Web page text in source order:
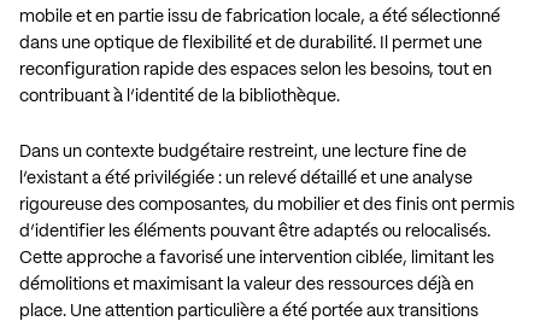
mobile et en partie issu de fabrication locale, a été sélectionné
dans une optique de flexibilité et de durabilité. Il permet une
reconfiguration rapide des espaces selon les besoins, tout en
contribuant à l’identité de la bibliothèque.
Dans un contexte budgétaire restreint, une lecture fine de
l’existant a été privilégiée : un relevé détaillé et une analyse
rigoureuse des composantes, du mobilier et des finis ont permis
d’identifier les éléments pouvant être adaptés ou relocalisés.
Cette approche a favorisé une intervention ciblée, limitant les
démolitions et maximisant la valeur des ressources déjà en
place. Une attention particulière a été portée aux transitions